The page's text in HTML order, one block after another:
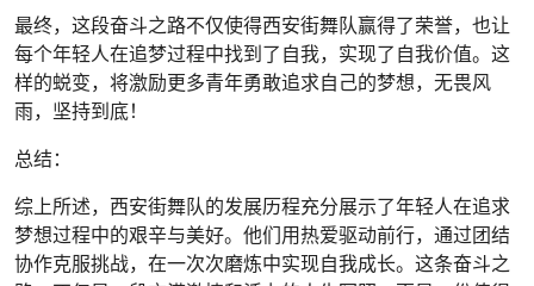
最终，这段奋斗之路不仅使得西安街舞队赢得了荣誉，也让
每个年轻人在追梦过程中找到了自我，实现了自我价值。这
样的蜕变，将激励更多青年勇敢追求自己的梦想，无畏风
雨，坚持到底！
总结：
综上所述，西安街舞队的发展历程充分展示了年轻人在追求
梦想过程中的艰辛与美好。他们用热爱驱动前行，通过团结
协作克服挑战，在一次次磨炼中实现自我成长。这条奋斗之